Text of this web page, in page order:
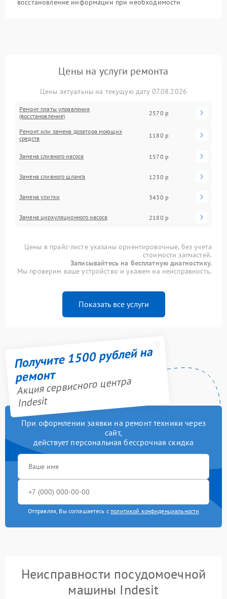
восстановление информации при необходимости
Цены на услуги ремонта
Цены актуальны на текущую дату 07.08.2026
Ремонт платы управления
(восстановление)
2570 р
Ремонт или замена дозатора моющих
средств
1180 р
Замена сливного насоса 1570 р
Замена сливного шланга 1230 р
Замена улитки 3430 р
Замена циркуляционного насоса 2180 р
Цены в прайс-листе указаны ориентировочные, без учета
стоимости запчастей.
Записывайтесь на бесплатную диагностику.
Мы проверим ваше устройство и укажем на неисправность.
Показать все услуги
Получите 1500 рублей на
ремонт
Акция сервисного центра
Indesit
При оформлении заявки на ремонт техники через
сайт,
действует персональная бессрочная скидка
Отправляя, Вы соглашаетесь с политикой конфиденциальности
Неисправности посудомоечной
машины Indesit